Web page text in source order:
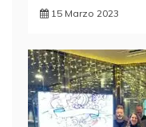
15 Marzo 2023